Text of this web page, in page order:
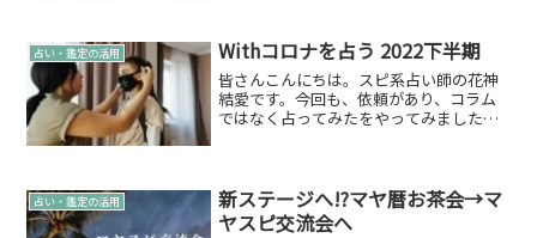
の周りを公転しているため、普段は地球
から見て金...
占い・鑑定の活用 Withコロナを占う 2022下半期
皆さんこんにちは。スピ系占い師の花神
結愛です。今回も、依頼があり、コラム
ではなく占ってみたをやってみました。
たってついで感覚でお伝...
占い・鑑定の活用
新ステージへ!?マヤ暦お茶会→マ
ヤスピ交流会へ